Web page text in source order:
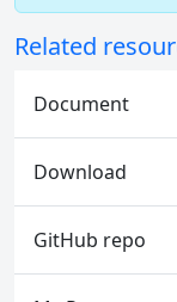
Related
Document
Download
GitHub repo